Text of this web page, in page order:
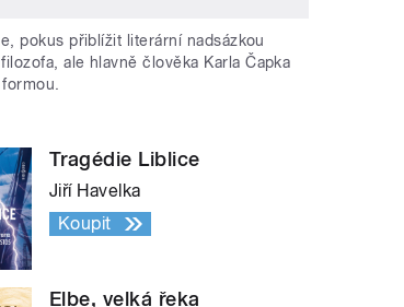
pokus přiblížit literární nadsázkou
ale hlavně člověka Karla Čapka
Tragédie Liblice
Jiří Havelka
Koupit
Elbe, velká řeka